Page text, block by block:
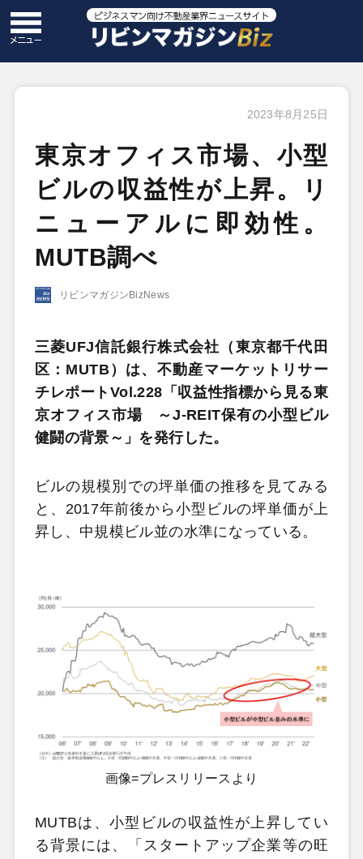
2023年8月25日
東京オフィス市場、小型
ビルの収益性が上昇。リ
ニューアルに即効性。
MUTB調べ
リビンマガジンBizNews
三菱UFJ信託銀行株式会社（東京都千代田
区：MUTB）は、不動産マーケットリサー
チレポートVol.228「収益性指標から見る東
京オフィス市場 ～J-REIT保有の小型ビル
健闘の背景～」を発行した。
ビルの規模別での坪単価の推移を見てみる
と、2017年前後から小型ビルの坪単価が上
昇し、中規模ビル並の水準になっている。
画像=プレスリリースより
MUTBは、小型ビルの収益性が上昇してい
る背景には、「スタートアップ企業等の旺